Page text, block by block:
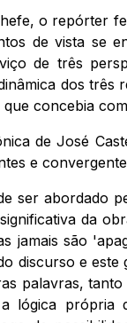
o repórter
de vista se
de três
dos três
concebia
de José
e
ser abordado
da
jamais são
discurso e
palavras,
lógica